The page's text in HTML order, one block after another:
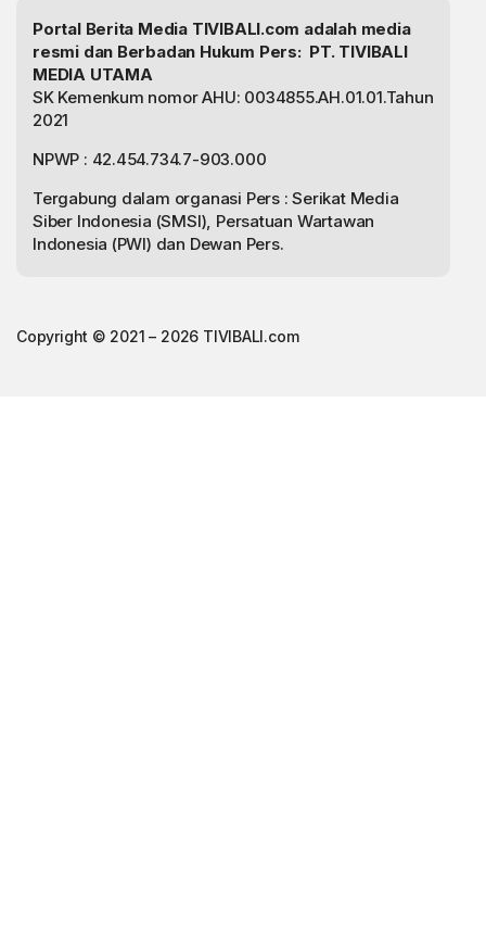
Portal Berita Media TIVIBALI.com adalah media
resmi dan Berbadan Hukum Pers: PT. TIVIBALI
MEDIA UTAMA
SK Kemenkum nomor AHU: 0034855.AH.01.01.Tahun
2021
NPWP : 42.454.734.7-903.000
Tergabung dalam organasi Pers : Serikat Media
Siber Indonesia (SMSI), Persatuan Wartawan
Indonesia (PWI) dan Dewan Pers.
Copyright © 2021 – 2026 TIVIBALI.com